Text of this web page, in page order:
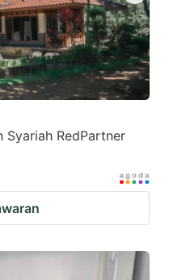
Syariah RedPartner